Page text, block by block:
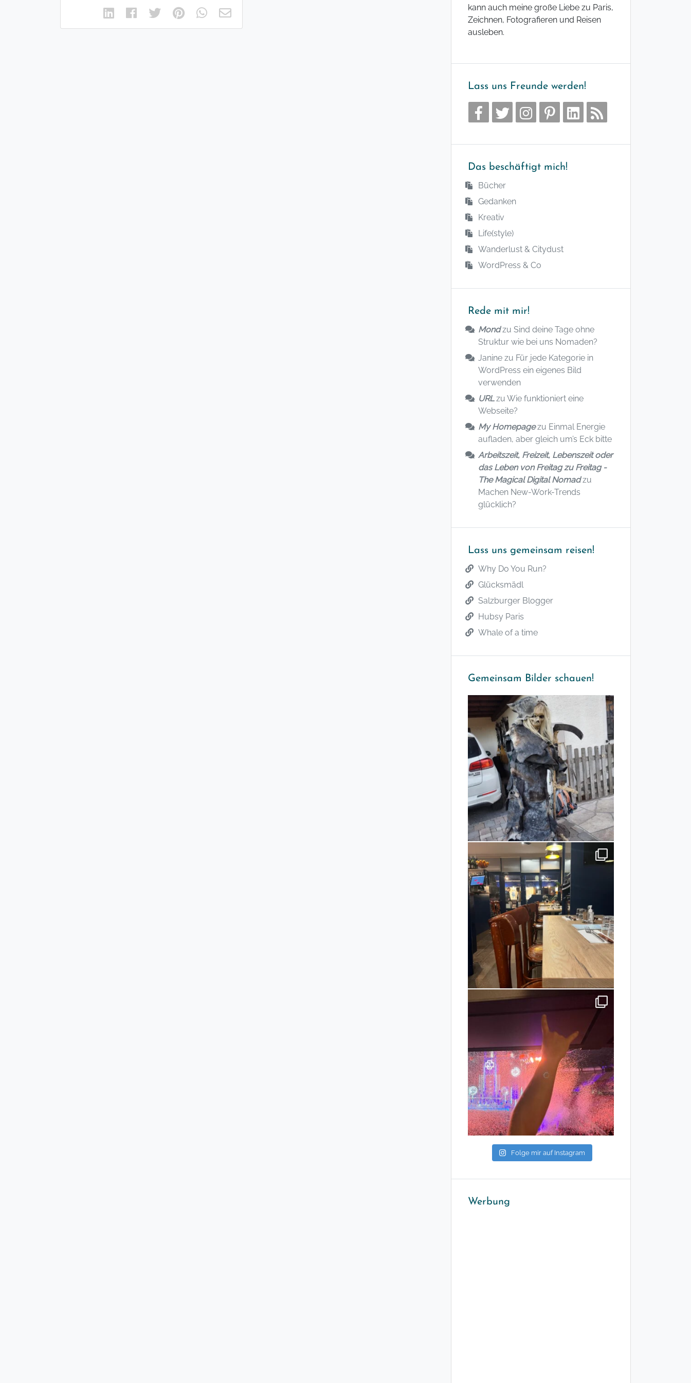
kann auch meine große Liebe zu Paris,
Zeichnen, Fotografieren und Reisen
ausleben.
Lass uns Freunde werden!
Das beschäftigt mich!
Bücher
Gedanken
Kreativ
Life(style)
Wanderlust & Citydust
WordPress & Co
Rede mit mir!
Mondzu Sind deine Tage ohne
Struktur wie bei uns Nomaden?
Janine zu Für jede Kategorie in
WordPress ein eigenes Bild
verwenden
URLzu Wie funktioniert eine
Webseite?
My Homepagezu Einmal Energie
aufladen, aber gleich um’s Eck bitte
Arbeitszeit, Freizeit, Lebenszeit oder
das Leben von Freitag zu Freitag -
The Magical Digital Nomadzu
Machen New-Work-Trends
glücklich?
Lass uns gemeinsam reisen!
Why Do You Run?
Glücksmädl
Salzburger Blogger
Hubsy Paris
Whale of a time
Gemeinsam Bilder schauen!
Folge mir auf Instagram
Werbung